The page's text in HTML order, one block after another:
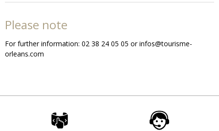
Please note
For further information: 02 38 24 05 05 or infos@tourisme-
orleans.com